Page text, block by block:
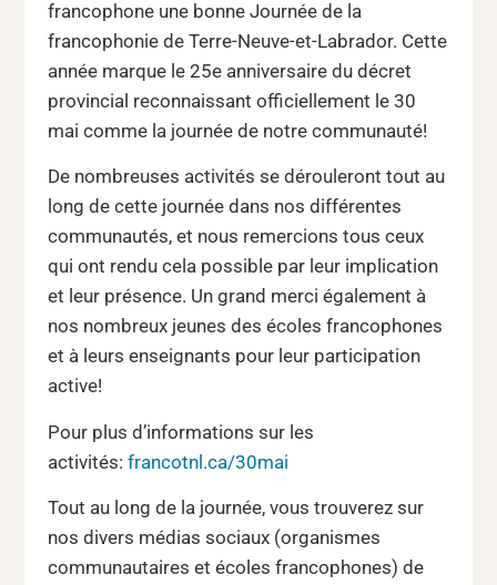
francophone une bonne Journée de la
francophonie de Terre-Neuve-et-Labrador. Cette
année marque le 25e anniversaire du décret
provincial reconnaissant officiellement le 30
mai comme la journée de notre communauté!
De nombreuses activités se dérouleront tout au
long de cette journée dans nos différentes
communautés, et nous remercions tous ceux
qui ont rendu cela possible par leur implication
et leur présence. Un grand merci également à
nos nombreux jeunes des écoles francophones
et à leurs enseignants pour leur participation
active!
Pour plus d’informations sur les
activités: francotnl.ca/30mai
Tout au long de la journée, vous trouverez sur
nos divers médias sociaux (organismes
communautaires et écoles francophones) de